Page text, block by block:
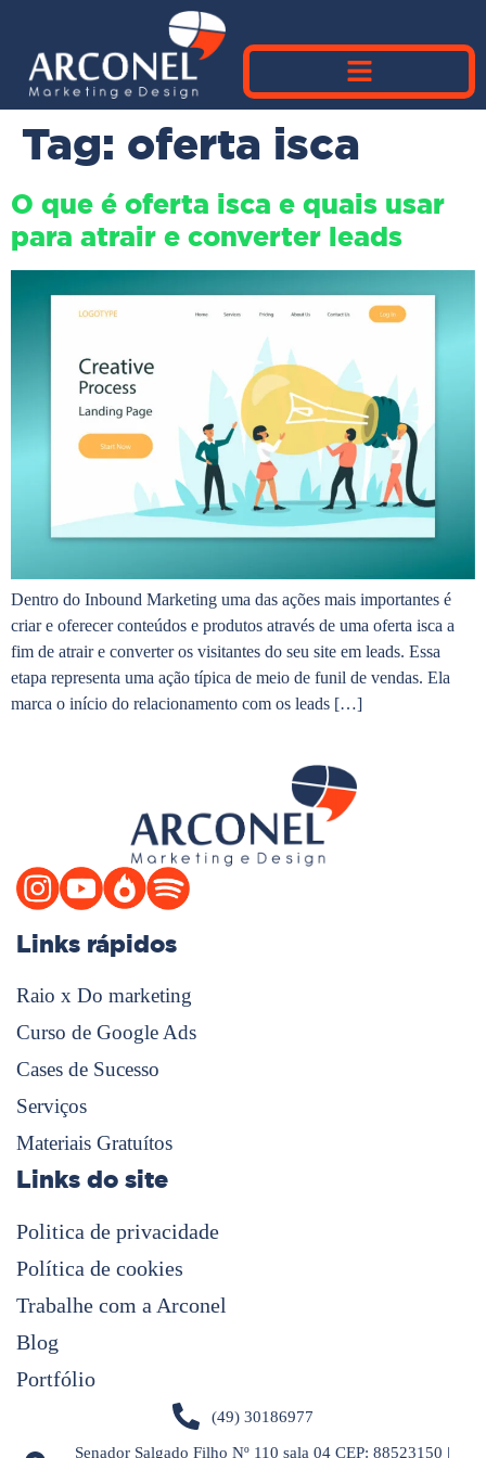
Tag: oferta isca
O que é oferta isca e quais usar
para atrair e converter leads
Dentro do Inbound Marketing uma das ações mais importantes é
criar e oferecer conteúdos e produtos através de uma oferta isca a
fim de atrair e converter os visitantes do seu site em leads. Essa
etapa representa uma ação típica de meio de funil de vendas. Ela
marca o início do relacionamento com os leads […]
Links rápidos
Raio x Do marketing
Curso de Google Ads
Cases de Sucesso
Serviços
Materiais Gratuítos
Links do site
Politica de privacidade
Política de cookies
Trabalhe com a Arconel
Blog
Portfólio
(49) 30186977
Senador Salgado Filho Nº 110 sala 04 CEP: 88523150 |